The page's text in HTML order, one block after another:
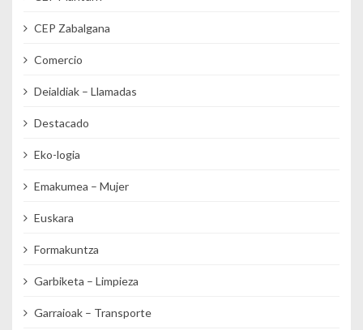
CEP Zabalgana
Comercio
Deialdiak – Llamadas
Destacado
Eko-logia
Emakumea – Mujer
Euskara
Formakuntza
Garbiketa – Limpieza
Garraioak – Transporte